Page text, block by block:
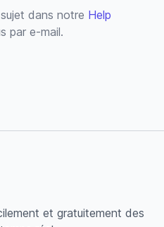
dans notre Help
par e-mail.
et gratuitement des